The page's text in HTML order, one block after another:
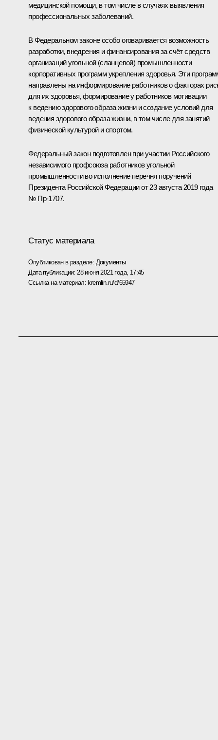
медицинской помощи, в том числе в случаях выявления
профессиональных заболеваний.
В Федеральном законе особо оговаривается возможность
разработки, внедрения и финансирования за счёт средств
организаций угольной (сланцевой) промышленности
корпоративных программ укрепления здоровья. Эти
направлены на информирование работников о факторах
для их здоровья, формирование у работников мотивации
к ведению здорового образа жизни и создание условий для
ведения здорового образа жизни, в том числе для занятий
физической культурой и спортом.
Федеральный закон подготовлен при участии Российского
независимого профсоюза работников угольной
промышленности во исполнение перечня поручений
Президента Российской Федерации от 23 августа 2019 года
№ Пр-1707.
Статус материала
Опубликован в разделе: Документы
Дата публикации: 28 июня 2021 года, 17:45
Ссылка на материал: kremlin.ru/d/65947